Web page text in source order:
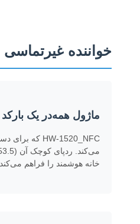
خواننده غیرتماسی QR NFC RFID تعبیه شده
ماژول همه‌در یک بارکد 2 بعدی و خواننده NFC - HW-1520_NFC برای ادغام دستگاه هوشمند
خانه هوشمند را فراهم می‌کند.